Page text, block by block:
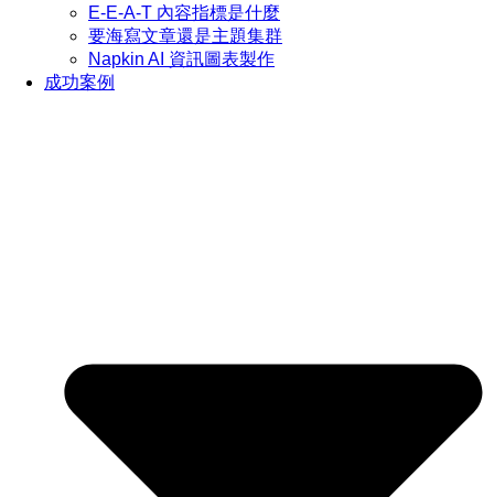
E-E-A-T 內容指標是什麼
要海寫文章還是主題集群
Napkin AI 資訊圖表製作
成功案例